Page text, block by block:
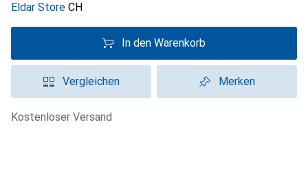
Eldar Store CH
In den Warenkorb
Vergleichen Merken
kostenloser Versand